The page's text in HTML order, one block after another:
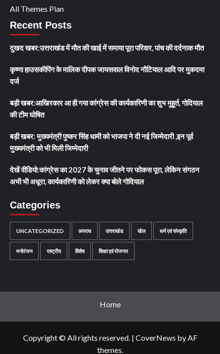
All Themes Plan
Recent Posts
दुखद खबर:उत्तराखंड में मौत की खाई में समाया पूरा परिवार, पांच की दर्दनाक मौत
कृष्णा हाउसकीपिंग के मालिक दीपक जायसवाल विनोद नौटियाल आदि पर मुकदमा
दर्ज
बड़ी खबर:आखिरकार आ ही गया कांग्रेस की कार्यकारिणी का शुभ मुहूर्त, गोदियाल
की टीम घोषित
बड़ी खबर: मुख्यमंत्री पुष्कर सिंह धामी को भाजपा ने दी नई जिम्मेदारी ,इन पूर्व
मुख्यमंत्री को भी मिली जिम्मेदारी
देखें वीडियो:कांग्रेस का 2027 के चुनाव जीतने पर फोकस पूरा, लेकिन संगठन
अभी भी अधूरा, कार्यकारिणी को लेकर क्या बोले गोदियाल
Categories
UNCATEGORIZED अपराध उत्तराखंड खेल धर्म एवं संस्कृति
मनोरंजन राष्ट्रीय विशेष शिक्षा एवं रोजगार
Home
Copyright © All rights reserved. | CoverNews by AF
themes.